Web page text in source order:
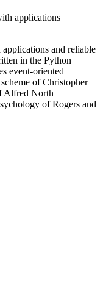
applications
and reliable
in the Python
event-oriented
of Christopher
Alfred North
of Rogers and